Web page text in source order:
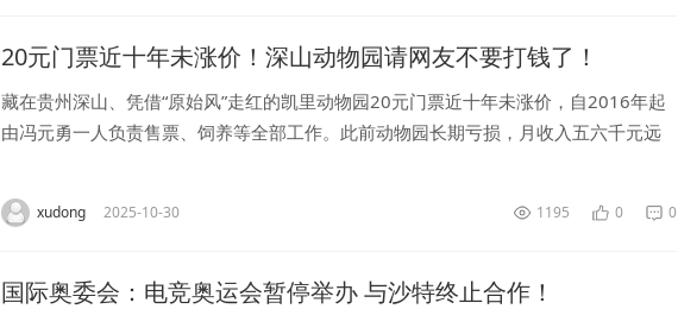
20元门票近十年未涨价！深山动物园请网友不要打钱了！
藏在贵州深山、凭借“原始风”走红的凯里动物园20元门票近十年未涨价，自2016年起
由冯元勇一人负责售票、饲养等全部工作。此前动物园长期亏损，月收入五六千元远
xudong 2025-10-30 1195 0 0
国际奥委会：电竞奥运会暂停举办 与沙特终止合作！